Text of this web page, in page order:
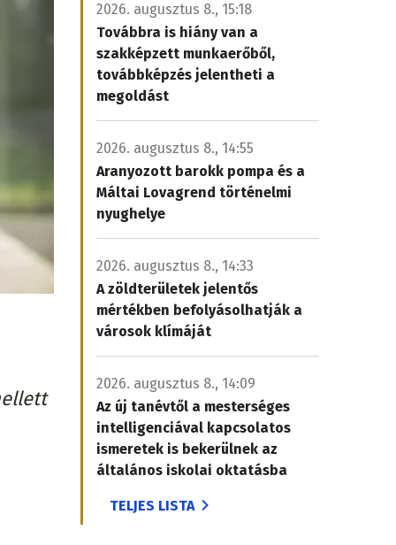
2026. augusztus 8., 15:18
Továbbra is hiány van a
szakképzett munkaerőből,
továbbképzés jelentheti a
megoldást
2026. augusztus 8., 14:55
Aranyozott barokk pompa és a
Máltai Lovagrend történelmi
nyughelye
2026. augusztus 8., 14:33
A zöldterületek jelentős
mértékben befolyásolhatják a
városok klímáját
2026. augusztus 8., 14:09
Az új tanévtől a mesterséges
intelligenciával kapcsolatos
ismeretek is bekerülnek az
általános iskolai oktatásba
TELJES LISTA